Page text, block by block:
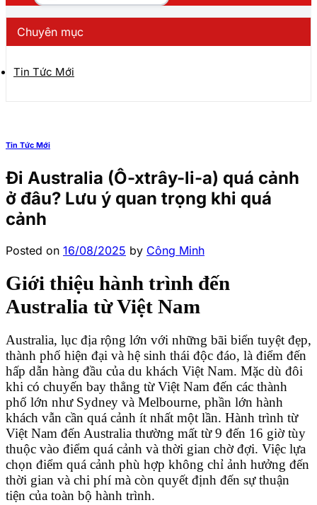
Chuyên mục
Tin Tức Mới
Tin Tức Mới
Đi Australia (Ô-xtrây-li-a) quá cảnh
ở đâu? Lưu ý quan trọng khi quá
cảnh
Posted on 16/08/2025 by Công Minh
Giới thiệu hành trình đến
Australia từ Việt Nam
Australia, lục địa rộng lớn với những bãi biển tuyệt đẹp,
thành phố hiện đại và hệ sinh thái độc đáo, là điểm đến
hấp dẫn hàng đầu của du khách Việt Nam. Mặc dù đôi
khi có chuyến bay thẳng từ Việt Nam đến các thành
phố lớn như Sydney và Melbourne, phần lớn hành
khách vẫn cần quá cảnh ít nhất một lần. Hành trình từ
Việt Nam đến Australia thường mất từ 9 đến 16 giờ tùy
thuộc vào điểm quá cảnh và thời gian chờ đợi. Việc lựa
chọn điểm quá cảnh phù hợp không chỉ ảnh hưởng đến
thời gian và chi phí mà còn quyết định đến sự thuận
tiện của toàn bộ hành trình.